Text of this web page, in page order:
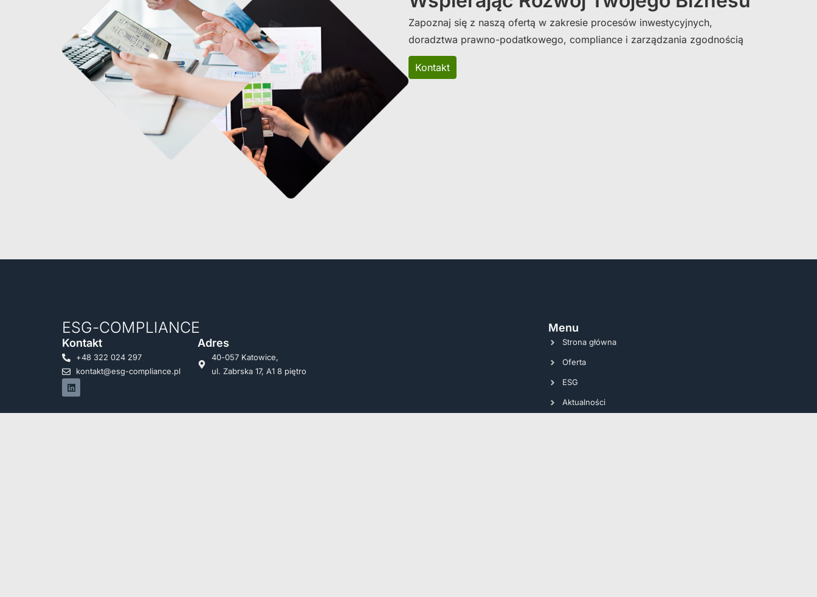
Zapoznaj się z naszą ofertą w zakresie procesów inwestycyjnych,
doradztwa prawno-podatkowego, compliance i zarządzania zgodnością
Kontakt
ESG-COMPLIANCE
Kontakt
+48 322 024 297
kontakt@esg-compliance.pl
Adres
40-057 Katowice,
ul. Zabrska 17, A1 8 piętro
Menu
Strona główna
Oferta
ESG
Aktualności